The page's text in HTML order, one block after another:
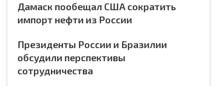
Дамаск пообещал США сократить
импорт нефти из России
Президенты России и Бразилии
обсудили перспективы
сотрудничества